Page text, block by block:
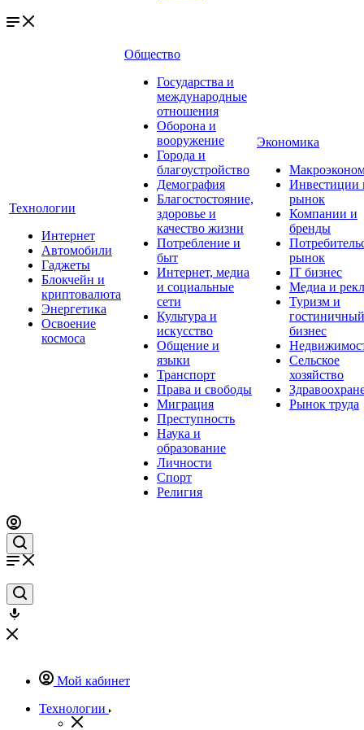
Технологии
Интернет
Автомобили
Гаджеты
Блокчейн и
криптовалюта
Энергетика
Освоение
космоса
Общество
Государства и
международные
отношения
Оборона и
вооружение
Города и
благоустройство
Демография
Благостостояние,
здоровье и
качество жизни
Потребление и
быт
Интернет, медиа
и социальные
сети
Культура и
искусство
Общение и
языки
Транспорт
Права и свободы
Миграция
Преступность
Наука и
образование
Личности
Спорт
Религия
Экономика
Инвестиции
рынок
Компании и
бренды
рынок
IT бизнес
Медиа и
Туризм и
гостиничный
бизнес
Сельское
хозяйство
Рынок труда
Мой кабинет
Технологии